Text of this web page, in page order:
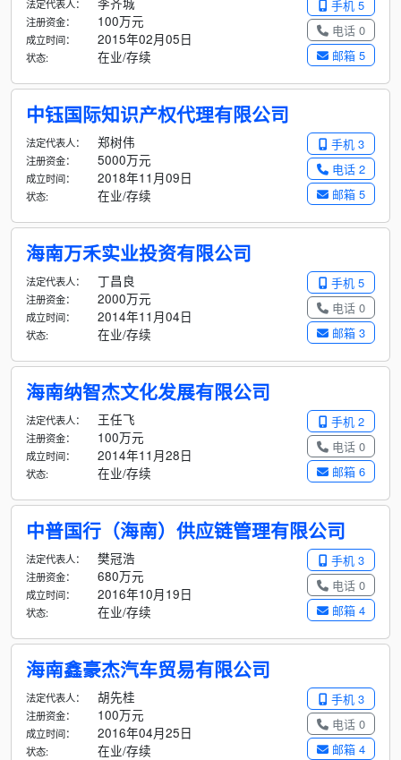
手机 5
电话 0
邮箱 5
法定代表人：
注册资金： 100万元
成立时间： 2015年02月05日
状态: 在业/存续
中钰国际知识产权代理有限公司
手机 3
电话 2
邮箱 5
法定代表人： 郑树伟
注册资金： 5000万元
成立时间： 2018年11月09日
状态: 在业/存续
海南万禾实业投资有限公司
手机 5
电话 0
邮箱 3
法定代表人： 丁昌良
注册资金： 2000万元
成立时间： 2014年11月04日
状态: 在业/存续
海南纳智杰文化发展有限公司
手机 2
电话 0
邮箱 6
法定代表人： 王任飞
注册资金： 100万元
成立时间： 2014年11月28日
状态: 在业/存续
中普国行（海南）供应链管理有限公司
手机 3
电话 0
邮箱 4
法定代表人： 樊冠浩
注册资金： 680万元
成立时间： 2016年10月19日
状态: 在业/存续
海南鑫豪杰汽车贸易有限公司
手机 3
电话 0
邮箱 4
法定代表人： 胡先桂
注册资金： 100万元
成立时间： 2016年04月25日
状态: 在业/存续